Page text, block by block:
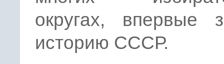
округах, впервые
историю СССР.